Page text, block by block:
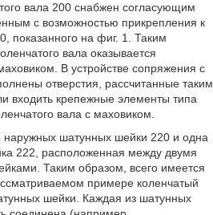
вала 200 снабжен согласующим
с возможностью прикрепления к
показанного на фиг. 1. Таким
вала оказывается
В устройстве сопряжения с
отверстия, рассчитанные таким
входить крепежные элементы типа
вала с маховиком.
наружных шатунных шейки 220 и одна
222, расположенная между двумя
Таким образом, всего имеется
примере коленчатый
шейки. Каждая из шатунных